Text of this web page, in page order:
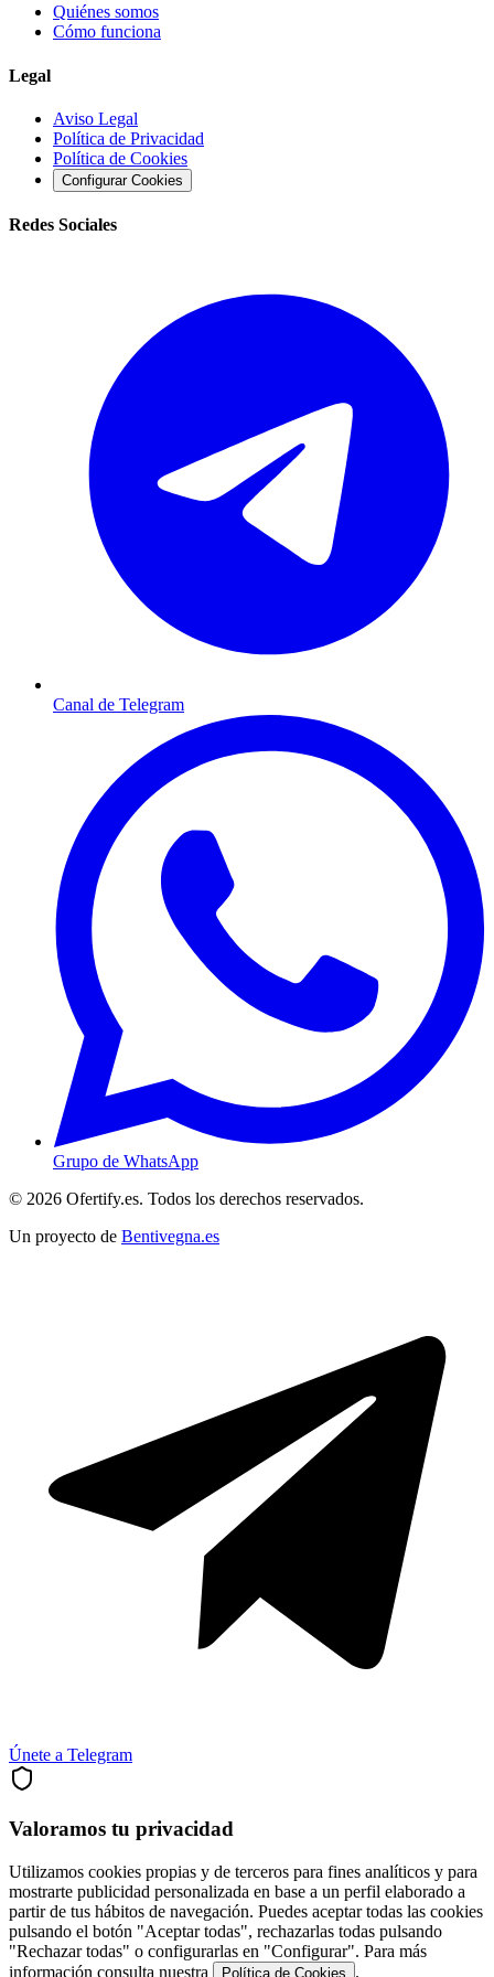
Quiénes somos
Cómo funciona
Legal
Aviso Legal
Política de Privacidad
Política de Cookies
Configurar Cookies
Redes Sociales
Canal de Telegram
Grupo de WhatsApp
© 2026 Ofertify.es. Todos los derechos reservados.
Un proyecto de Bentivegna.es
Únete a Telegram
Valoramos tu privacidad
Utilizamos cookies propias y de terceros para fines analíticos y para
mostrarte publicidad personalizada en base a un perfil elaborado a
partir de tus hábitos de navegación. Puedes aceptar todas las cookies
pulsando el botón "Aceptar todas", rechazarlas todas pulsando
"Rechazar todas" o configurarlas en "Configurar". Para más
información consulta nuestra
Política de Cookies .